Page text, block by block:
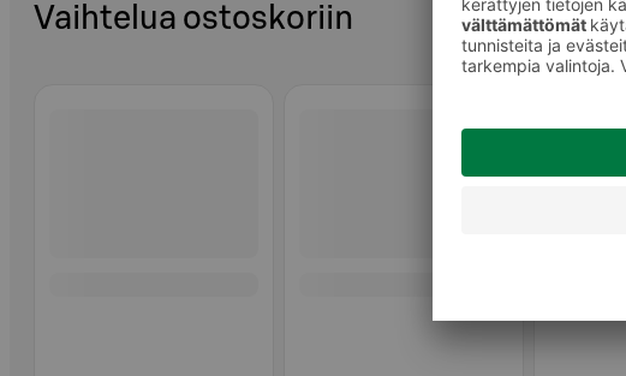
Vaihtelua ostoskoriin